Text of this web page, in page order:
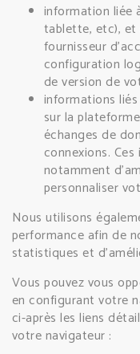
information liée
tablette, etc), et
fournisseur
configuration
de version de
informations
sur la
échanges de
connexions.
notamment
personnaliser
Nous utilisons
performance afin de
statistiques et
Vous pouvez vous
en configurant votre
ci-après les liens
votre navigateur :